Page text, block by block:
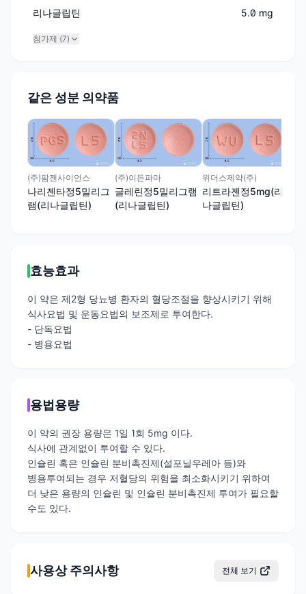
리나글립틴 5.0 mg
첨가제 (7)
같은 성분 의약품
(주)팜젠사이언스
나리젠타정5밀리그
램(리나글립틴)
(주)이든파마
글레린정5밀리그램
(리나글립틴)
위더스제약(주)
리트라젠정5mg(리
나글립틴)
효능효과
이 약은 제2형 당뇨병 환자의 혈당조절을 향상시키기 위해
식사요법 및 운동요법의 보조제로 투여한다.
- 단독요법
- 병용요법
용법용량
이 약의 권장 용량은 1일 1회 5mg 이다.
식사에 관계없이 투여할 수 있다.
인슐린 혹은 인슐린 분비촉진제(설포닐우레아 등)와
병용투여되는 경우 저혈당의 위험을 최소화시키기 위하여
더 낮은 용량의 인슐린 및 인슐린 분비촉진제 투여가 필요할
수도 있다.
사용상 주의사항 전체 보기